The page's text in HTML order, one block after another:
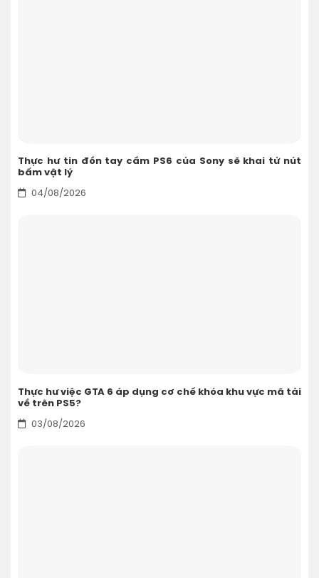
Thực hư tin đồn tay cầm PS6 của Sony sẽ khai tử nút
bấm vật lý
04/08/2026
Thực hư việc GTA 6 áp dụng cơ chế khóa khu vực mã tải
về trên PS5?
03/08/2026